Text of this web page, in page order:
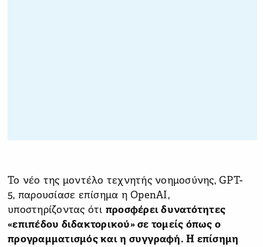
Το νέο της μοντέλο τεχνητής νοημοσύνης, GPT-
5, παρουσίασε επίσημα η OpenAI,
υποστηρίζοντας ότι προσφέρει δυνατότητες
«επιπέδου διδακτορικού» σε τομείς όπως ο
προγραμματισμός και η συγγραφή. Η επίσημη